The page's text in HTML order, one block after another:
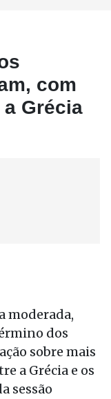
com
Grécia
moderada,
dos
sobre mais
a Grécia e os
sessão